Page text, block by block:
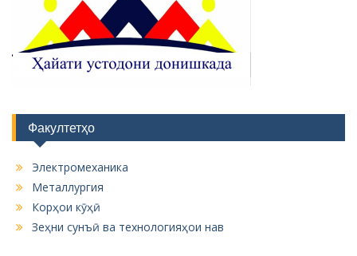
Факултетҳо
Электромеханика
Металлургия
Корҳои кӯҳӣ
Зеҳни сунъӣ ва технологияҳои нав